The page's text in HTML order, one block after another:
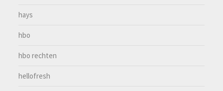
hays
hbo
hbo rechten
hellofresh